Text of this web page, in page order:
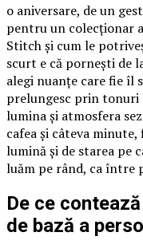
o aniversare, de un
pentru un colecționar
Stitch și cum le
scurt e că pornești de
alegi nuanțe care fie
prelungesc prin
lumina și atmosfera
cafea și câteva
lumină și de starea pe
luăm pe rând, ca între
De ce
de bază a